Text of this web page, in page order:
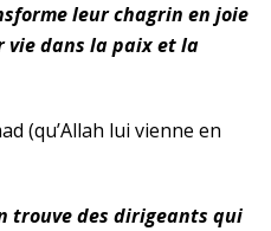
leur chagrin en joie
vie dans la paix et la
(qu’Allah lui vienne en
trouve des dirigeants qui